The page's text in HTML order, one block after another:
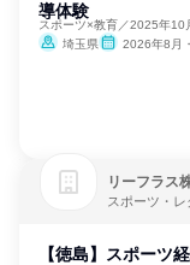
導体験
スポーツ×教育／2025年10
埼玉県
2026年8月
リーフラス
スポーツ・
【徳島】スポーツ